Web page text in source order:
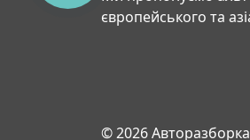
європейського та
© 2026